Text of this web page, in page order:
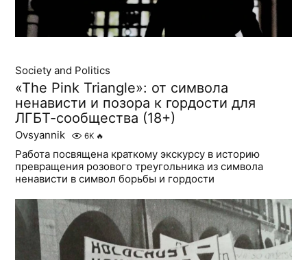
Society and Politics
«The Pink Triangle»: от символа
ненависти и позора к гордости для
ЛГБТ-сообщества (18+)
Ovsyannik 6K 🔥
Работа посвящена краткому экскурсу в историю
превращения розового треугольника из символа
ненависти в символ борьбы и гордости